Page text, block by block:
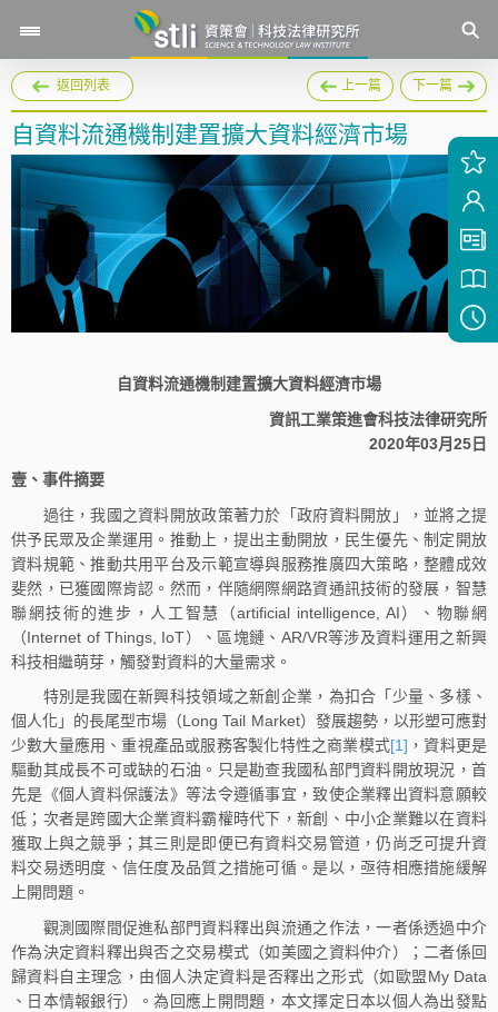
返回列表 上一篇 下一篇
自資料流通機制建置擴大資料經濟市場
自資料流通機制建置擴大資料經濟市場
資訊工業策進會科技法律研究所
2020年03月25日
壹、事件摘要
過往，我國之資料開放政策著力於「政府資料開放」，並將之提
供予民眾及企業運用。推動上，提出主動開放，民生優先、制定開放
資料規範、推動共用平台及示範宣導與服務推廣四大策略，整體成效
斐然，已獲國際肯認。然而，伴隨網際網路資通訊技術的發展，智慧
聯網技術的進步，人工智慧（artificial intelligence, AI）、物聯網
（Internet of Things, IoT）、區塊鏈、AR/VR等涉及資料運用之新興
科技相繼萌芽，觸發對資料的大量需求。
特別是我國在新興科技領域之新創企業，為扣合「少量、多樣、
個人化」的長尾型市場（Long Tail Market）發展趨勢，以形塑可應對
少數大量應用、重視產品或服務客製化特性之商業模式[1] ，資料更是
驅動其成長不可或缺的石油。只是勘查我國私部門資料開放現況，首
先是《個人資料保護法》等法令遵循事宜，致使企業釋出資料意願較
低；次者是跨國大企業資料霸權時代下，新創、中小企業難以在資料
獲取上與之競爭；其三則是即便已有資料交易管道，仍尚乏可提升資
料交易透明度、信任度及品質之措施可循。是以，亟待相應措施緩解
上開問題。
觀測國際間促進私部門資料釋出與流通之作法，一者係透過中介
作為決定資料釋出與否之交易模式（如美國之資料仲介）；二者係回
歸資料自主理念，由個人決定資料是否釋出之形式（如歐盟My Data
、日本情報銀行）。為回應上開問題，本文擇定日本以個人為出發點